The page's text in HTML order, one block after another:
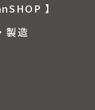
】
製造